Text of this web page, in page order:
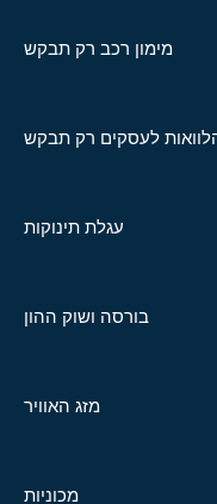
מימון רכב רק תבקש
לעסקים רק תבקש
עגלת תינוקות
בורסה ושוק ההון
מזג האוויר
מכוניות